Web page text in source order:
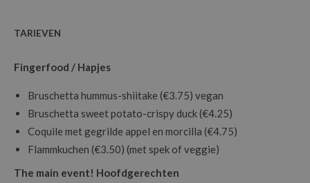
TARIEVEN
Fingerfood / Hapjes
Bruschetta hummus-shiitake (€3.75) vegan
Bruschetta sweet potato-crispy duck (€4.25)
Coquile met gegrilde appel en morcilla (€4.75)
Flammkuchen (€3.50) (met spek of veggie)
The main event! Hoofdgerechten